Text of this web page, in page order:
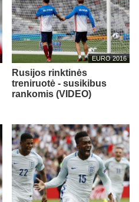
EURO 2016
Rusijos rinktinės
treniruotė - susikibus
rankomis (VIDEO)